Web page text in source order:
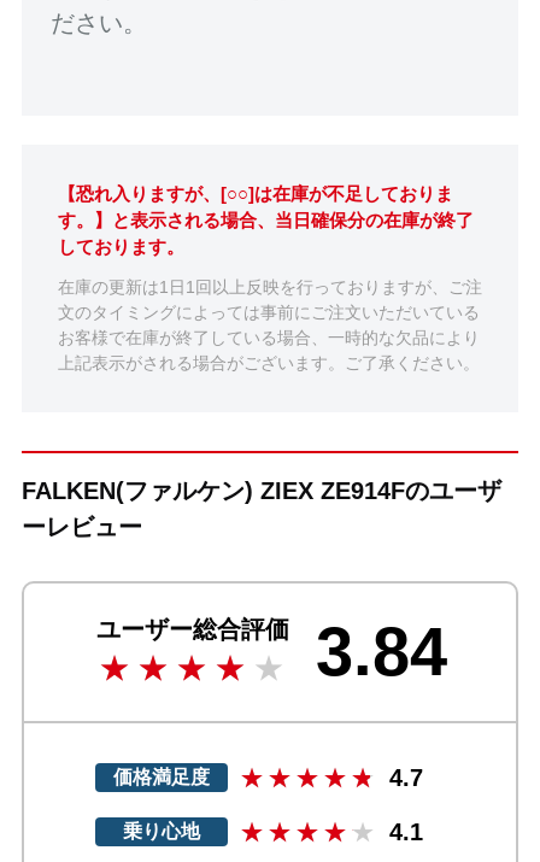
ださい。
【恐れ入りますが、[○○]は在庫が不足しておりま
す。】と表示される場合、当日確保分の在庫が終了
しております。
在庫の更新は1日1回以上反映を行っておりますが、ご注
文のタイミングによっては事前にご注文いただいている
お客様で在庫が終了している場合、一時的な欠品により
上記表示がされる場合がございます。ご了承ください。
FALKEN(ファルケン) ZIEX ZE914Fのユーザ
ーレビュー
ユーザー総合評価 3.84
価格満足度 4.7
乗り心地 4.1